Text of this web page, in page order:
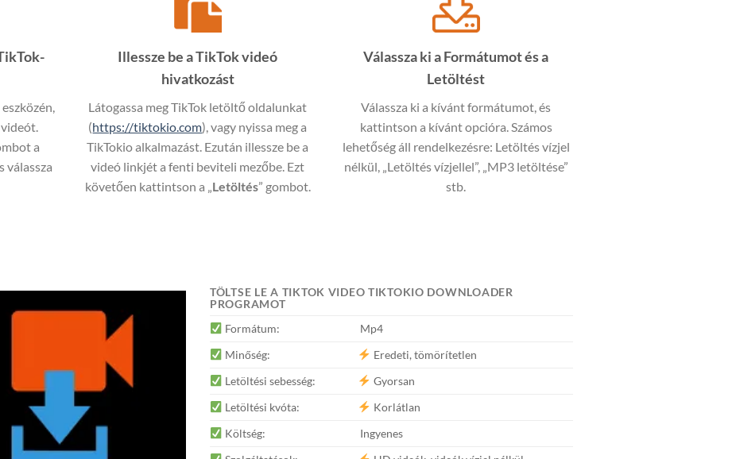
a
válassza
Illessze be a TikTok videó
hivatkozást
Látogassa meg TikTok letöltő oldalunkat
(https://tiktokio.com), vagy nyissa meg a
TikTokio alkalmazást. Ezután illessze be a
videó linkjét a fenti beviteli mezőbe. Ezt
követően kattintson a „Letöltés” gombot.
Válassza ki a Formátumot és a
Letöltést
Válassza ki a kívánt formátumot, és
kattintson a kívánt opcióra. Számos
lehetőség áll rendelkezésre: Letöltés vízjel
nélkül, „Letöltés vízjellel”, „MP3 letöltése”
stb.
TÖLTSE LE A TIKTOK VIDEO TIKTOKIO DOWNLOADER
PROGRAMOT
Formátum:
Mp4
Minőség:
Eredeti, tömörítetlen
Letöltési sebesség:
Gyorsan
Letöltési kvóta:
Korlátlan
Költség:
Ingyenes